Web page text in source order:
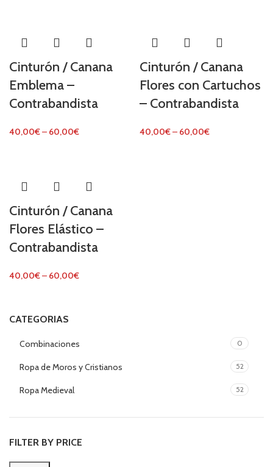
CATEGORIAS
Combinaciones 0
Ropa de Moros y Cristianos 52
Ropa Medieval 52
FILTER BY PRICE
Cinturón / Canana
Emblema –
Contrabandista
40,00€– 60,00€
Cinturón / Canana
Flores con Cartuchos
– Contrabandista
40,00€– 60,00€
Cinturón / Canana
Flores Elástico –
Contrabandista
40,00€– 60,00€